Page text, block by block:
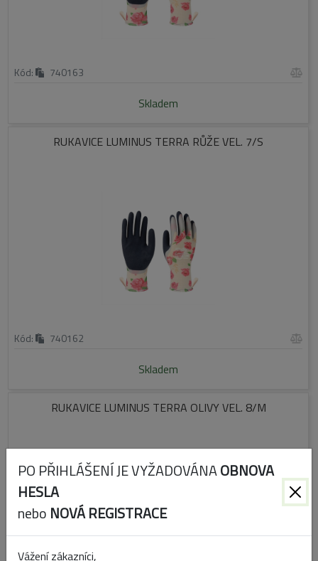
Kód: 740163
Skladem
RUKAVICE LUMINUS TERRA RŮŽE VEL. 7/S
Kód: 740162
Skladem
RUKAVICE LUMINUS TERRA OLIVY VEL. 8/M
PO PŘIHLÁŠENÍ JE VYŽADOVÁNAOBNOVA
HESLA
nebo NOVÁ REGISTRACE
Vážení zákazníci,